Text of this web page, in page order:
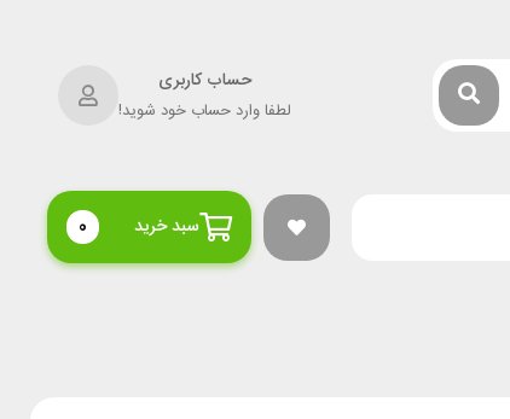
حساب کاربری
لطفا وارد حساب خود شوید!
سبد خرید 0